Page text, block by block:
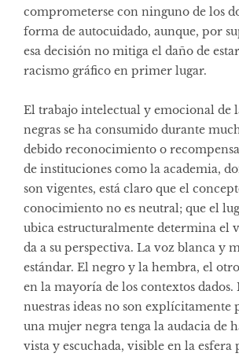
comprometerse con ninguno de los
forma de autocuidado, aunque, por
esa decisión no mitiga el daño de
racismo gráfico en primer lugar.
El trabajo intelectual y emocional de
negras se ha consumido durante
debido reconocimiento o
de instituciones como la academia,
son vigentes, está claro que el
conocimiento no es neutral; que el
ubica estructuralmente determina el
da a su perspectiva. La voz blanca y
estándar. El negro y la hembra, el
en la mayoría de los contextos
nuestras ideas no son explícitamente
una mujer negra tenga la audacia de
vista y escuchada, visible en la esfera